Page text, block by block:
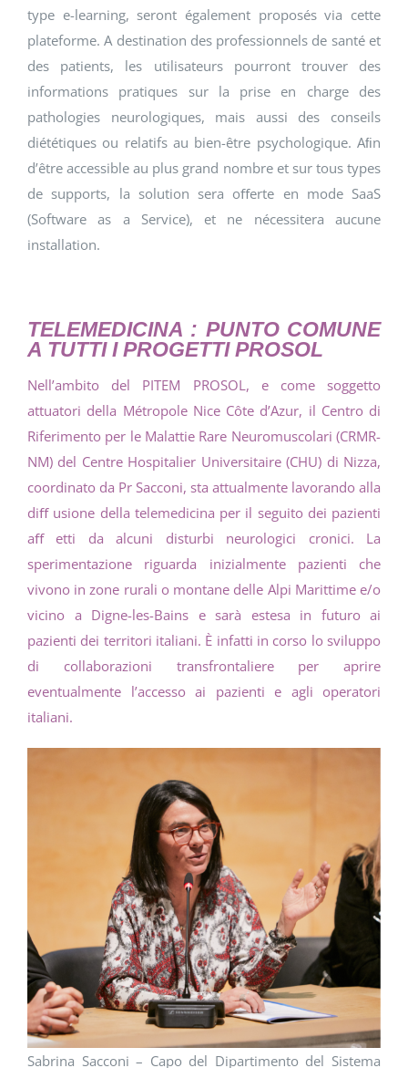
type e-learning, seront également proposés via cette
plateforme. A destination des professionnels de santé et
des patients, les utilisateurs pourront trouver des
informations pratiques sur la prise en charge des
pathologies neurologiques, mais aussi des conseils
diététiques ou relatifs au bien-être psychologique. Aﬁn
d’être accessible au plus grand nombre et sur tous types
de supports, la solution sera oﬀerte en mode SaaS
(Software as a Service), et ne nécessitera aucune
installation.
TELEMEDICINA : PUNTO COMUNE
A TUTTI I PROGETTI PROSOL
Nell’ambito del PITEM PROSOL, e come soggetto
attuatori della Métropole Nice Côte d’Azur, il Centro di
Riferimento per le Malattie Rare Neuromuscolari (CRMR-
NM) del Centre Hospitalier Universitaire (CHU) di Nizza,
coordinato da Pr Sacconi, sta attualmente lavorando alla
diﬀ usione della telemedicina per il seguito dei pazienti
aﬀ etti da alcuni disturbi neurologici cronici. La
sperimentazione riguarda inizialmente pazienti che
vivono in zone rurali o montane delle Alpi Marittime e/o
vicino a Digne-les-Bains e sarà estesa in futuro ai
pazienti dei territori italiani. È infatti in corso lo sviluppo
di collaborazioni transfrontaliere per aprire
eventualmente l’accesso ai pazienti e agli operatori
italiani.
Sabrina Sacconi – Capo del Dipartimento del Sistema